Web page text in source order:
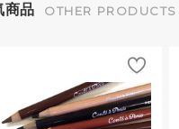
商品 OTHER PRODUCTS